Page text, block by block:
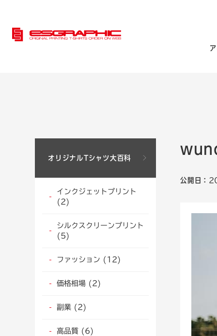
公開日：
オリジナルTシャツ大百科
インクジェットプリント
(2)
シルクスクリーンプリント
(5)
ファッション (12)
価格相場 (2)
副業 (2)
高品質 (6)